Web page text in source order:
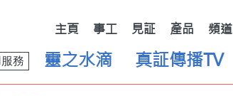
主頁 事工 見証 產品 頻道
靈之水滴
務 真証傳播TV